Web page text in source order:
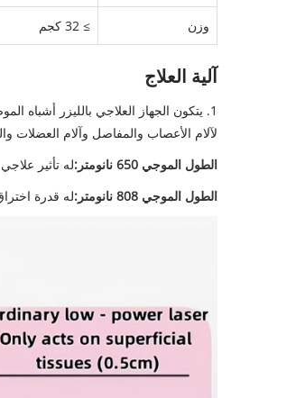
وزن ≥ 32 كجم
آلية العلاج
لآلام الأعصاب والمفاصل وآلام العضلات
الطول الموجي 650 نانومتر:
له تأثير
الطول الموجي 808 نانومتر:
له قدرة